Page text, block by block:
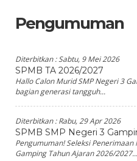
Pengumuman
Diterbitkan :Sabtu, 9 Mei 2026
SPMB TA 2026/2027
Hallo Calon Murid SMP Negeri 3
bagian generasi tangguh...
Diterbitkan :Rabu, 29 Apr 2026
SPMB SMP Negeri 3
Pengumuman! Seleksi
Gamping Tahun Ajaran 2026/2027...